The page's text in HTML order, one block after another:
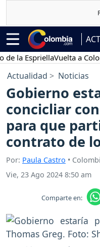
EspriellaVuelta a
Actualidad Noticias
Gobierno
concicliar
para que
contrato de
Por: Paula Castro •
Vie, 23 Ago 2024 8:50 am
Comparte en: